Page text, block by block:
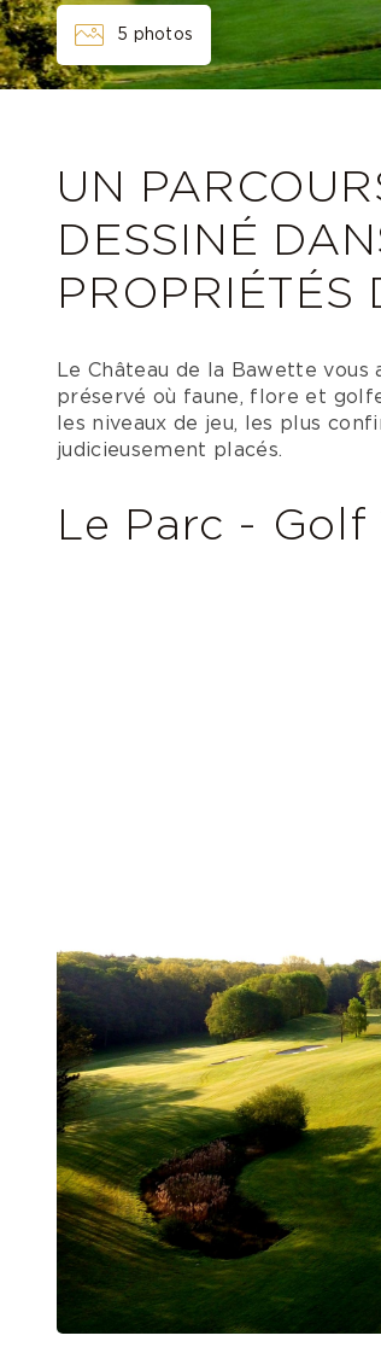
5 photos
UN
DESSINÉ
PROPRIÉTÉS
Le Château de la Bawette
préservé où faune, flore et
les niveaux de jeu, les plus
judicieusement placés.
Le Parc - Golf